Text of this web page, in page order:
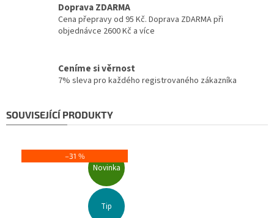
Doprava ZDARMA
Cena přepravy od 95 Kč. Doprava ZDARMA při
objednávce 2600 Kč a více
Ceníme si věrnost
7% sleva pro každého registrovaného zákazníka
SOUVISEJÍCÍ PRODUKTY
Novinka
Tip
–31 %